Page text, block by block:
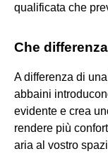
qualificata che
Che
A differenza di
abbaini
evidente e crea
rendere più
aria al vostro